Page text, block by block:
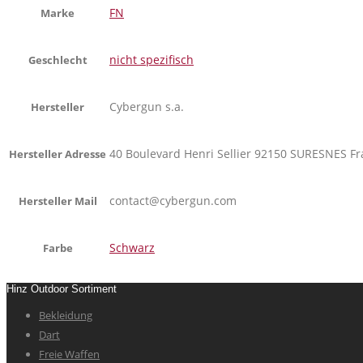
Marke FN
Geschlecht nicht spezifisch
Hersteller Cybergun s.a.
Hersteller Adresse 40 Boulevard Henri Sellier 92150 SURESNES
Hersteller Mail contact@cybergun.com
Farbe Schwarz
Hinz Outdoor Sortiment
Bekleidung
Dart
Freie Waffen